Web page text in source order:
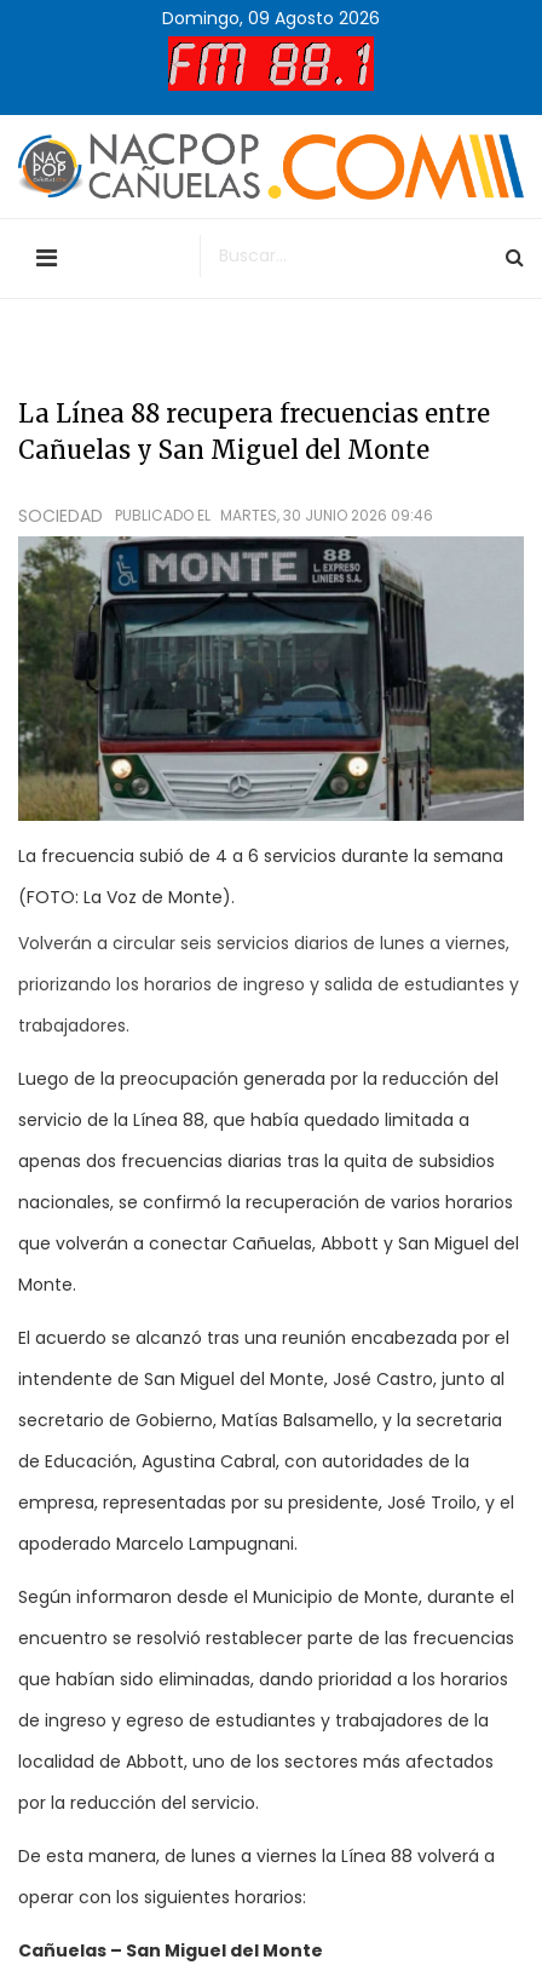
Domingo, 09 Agosto 2026
La Línea 88 recupera frecuencias entre
Cañuelas y San Miguel del Monte
SOCIEDAD PUBLICADO EL MARTES, 30 JUNIO 2026 09:46
La frecuencia subió de 4 a 6 servicios durante la semana
(FOTO: La Voz de Monte).
Volverán a circular seis servicios diarios de lunes a viernes,
priorizando los horarios de ingreso y salida de estudiantes y
trabajadores.
Luego de la preocupación generada por la reducción del
servicio de la Línea 88, que había quedado limitada a
apenas dos frecuencias diarias tras la quita de subsidios
nacionales, se confirmó la recuperación de varios horarios
que volverán a conectar Cañuelas, Abbott y San Miguel del
Monte.
El acuerdo se alcanzó tras una reunión encabezada por el
intendente de San Miguel del Monte, José Castro, junto al
secretario de Gobierno, Matías Balsamello, y la secretaria
de Educación, Agustina Cabral, con autoridades de la
empresa, representadas por su presidente, José Troilo, y el
apoderado Marcelo Lampugnani.
Según informaron desde el Municipio de Monte, durante el
encuentro se resolvió restablecer parte de las frecuencias
que habían sido eliminadas, dando prioridad a los horarios
de ingreso y egreso de estudiantes y trabajadores de la
localidad de Abbott, uno de los sectores más afectados
por la reducción del servicio.
De esta manera, de lunes a viernes la Línea 88 volverá a
operar con los siguientes horarios:
Cañuelas – San Miguel del Monte